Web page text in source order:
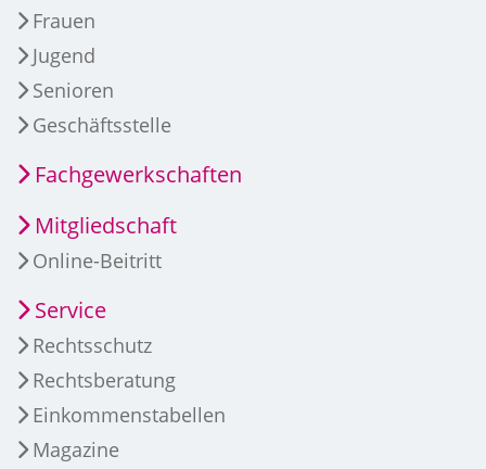
Frauen
Jugend
Senioren
Geschäftsstelle
Fachgewerkschaften
Mitgliedschaft
Online-Beitritt
Service
Rechtsschutz
Rechtsberatung
Einkommenstabellen
Magazine